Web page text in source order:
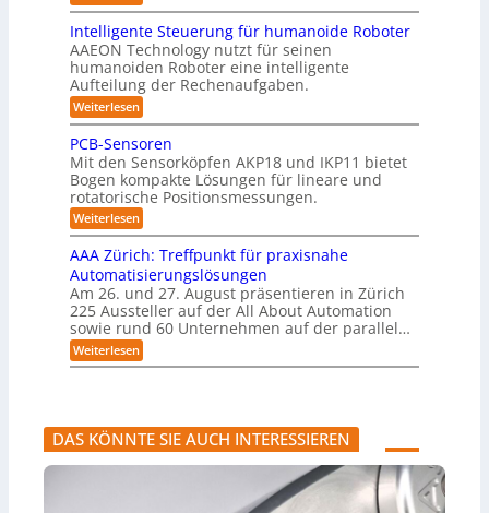
u
n
d
L
o
g
i
s
t
i
k
-
K
l
a
s
s
5
z
e
r
t
i
f
i
z
i
e
r
B
o
d
e
n
r
o
o
t
i
k
t
c
y
3
.
0
n
u
c
h
i
n
Z
e
i
t
e
n
v
o
n
K
I
w
i
c
h
t
i
g
l
s
M
G
e
r
ä
t
e
f
ü
r
S
y
s
t
e
m
i
n
t
e
g
r
a
t
i
Intelligente Steuerung für humanoide Roboter
AAEON Technology nutzt für seinen
humanoiden Roboter eine intelligente
Aufteilung der Rechenaufgaben.
Weiterlesen:
I
t
e
l
i
g
n
t
e
S
t
e
u
e
g
ü
PCB-Sensoren
Mit den Sensorköpfen AKP18 und IKP11 bietet
Bogen kompakte Lösungen für lineare und
rotatorische Positionsmessungen.
Weiterlesen:
P
C
B
-
S
e
n
s
o
r
AAA Zürich: Treffpunkt für praxisnahe
Automatisierungslösungen
Am 26. und 27. August präsentieren in Zürich
225 Aussteller auf der All About Automation
sowie rund 60 Unternehmen auf der parallel…
Weiterlesen:
A
ü
r
i
c
DAS KÖNNTE SIE AUCH INTERESSIEREN